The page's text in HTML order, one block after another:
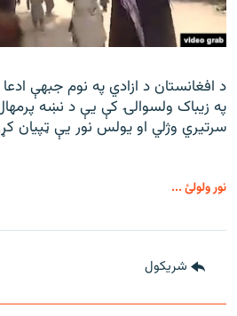
د افغانستان د ازادي په نوم جبهې
په زیباک ولسوالۍ کې يې د نښه
سرتیري وژلي او یولس نور يې ټپیان
نور ولولئ ...
شريکول